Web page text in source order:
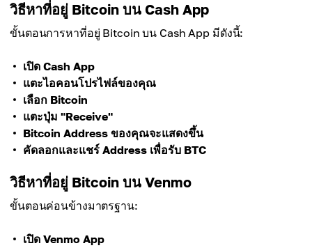
วิธีหาที่อยู่ Bitcoin บน Cash App
ขั้นตอนการหาที่อยู่ Bitcoin บน Cash App มีดังนี้:
เปิด Cash App
แตะไอคอนโปรไฟล์ของคุณ
เลือก Bitcoin
แตะปุ่ม "Receive"
Bitcoin Address ของคุณจะแสดงขึ้น
คัดลอกและแชร์ Address เพื่อรับ BTC
วิธีหาที่อยู่ Bitcoin บน Venmo
ขั้นตอนค่อนข้างมาตรฐาน:
เปิด Venmo App